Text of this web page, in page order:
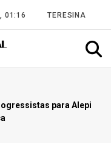
01:16 TERESINA
para Alepi